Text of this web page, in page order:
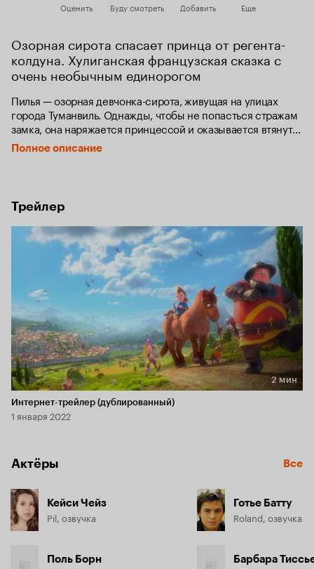
Оценить Буду смотреть Добавить Еще
Озорная сирота спасает принца от регента-
колдуна. Хулиганская французская сказка с
очень необычным единорогом
Пилья — озорная девчонка-сирота, живущая на улицах
города Туманвиль. Однажды, чтобы не попасться стражам
замка, она наряжается принцессой и оказывается втянута
в невероятные приключения. Жестокий Тристан хочет
захватить трон и с помощью магического зелья
кто может спасти принца и все королевство.
Вместе со своими немножко безумными
помощниками — шутом, стражем и тремя ласками — Пилья
отправляется на поиски противоядия. И, если
все получится (а на пути их ждёт немало опасностей),
они смогут обрести не только спасительное снадобье,
но и дружную семью, которой у них никогда не было.
Полное описание
Трейлер
Длительность 2 мин
2 мин
Интернет-трейлер (дублированный)
1 января 2022
Актёры Все
Кейси Чейз
Pil, озвучка
Поль Борн
Готье Батту
Roland, озвучка
Барбара